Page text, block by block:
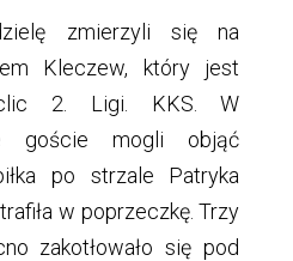
zmierzyli się na
Kleczew, który jest
2. Ligi. KKS. W
goście mogli objąć
po strzale Patryka
w poprzeczkę. Trzy
zakotłowało się pod